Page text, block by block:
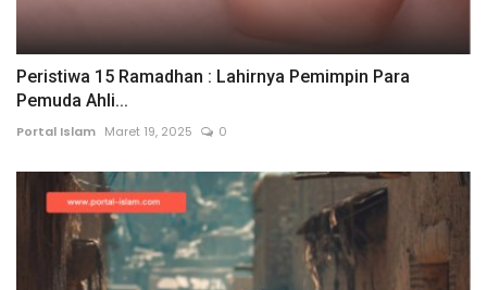
Peristiwa 15 Ramadhan : Lahirnya Pemimpin Para
Pemuda Ahli...
Portal Islam Maret 19, 2025 0